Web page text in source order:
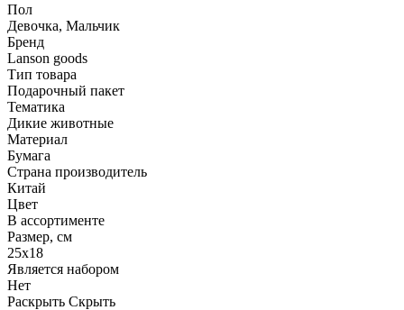
Пол
Девочка, Мальчик
Бренд
Lanson goods
Тип товара
Подарочный пакет
Тематика
Дикие животные
Материал
Бумага
Страна производитель
Китай
Цвет
В ассортименте
Размер, см
25х18
Является набором
Нет
Раскрыть Скрыть